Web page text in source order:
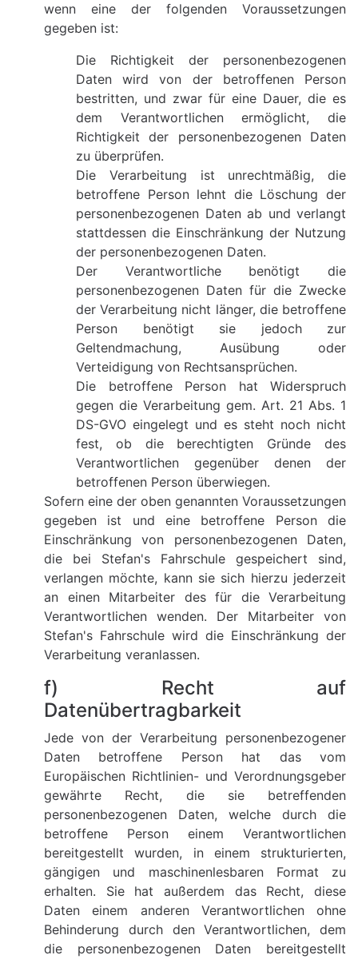
wenn eine der folgenden Voraussetzungen
gegeben ist:
Die Richtigkeit der personenbezogenen
Daten wird von der betroffenen Person
bestritten, und zwar für eine Dauer, die es
dem Verantwortlichen ermöglicht, die
Richtigkeit der personenbezogenen Daten
zu überprüfen.
Die Verarbeitung ist unrechtmäßig, die
betroffene Person lehnt die Löschung der
personenbezogenen Daten ab und verlangt
stattdessen die Einschränkung der Nutzung
der personenbezogenen Daten.
Der Verantwortliche benötigt die
personenbezogenen Daten für die Zwecke
der Verarbeitung nicht länger, die betroffene
Person benötigt sie jedoch zur
Geltendmachung, Ausübung oder
Verteidigung von Rechtsansprüchen.
Die betroffene Person hat Widerspruch
gegen die Verarbeitung gem. Art. 21 Abs. 1
DS-GVO eingelegt und es steht noch nicht
fest, ob die berechtigten Gründe des
Verantwortlichen gegenüber denen der
betroffenen Person überwiegen.
Sofern eine der oben genannten Voraussetzungen
gegeben ist und eine betroffene Person die
Einschränkung von personenbezogenen Daten,
die bei Stefan's Fahrschule gespeichert sind,
verlangen möchte, kann sie sich hierzu jederzeit
an einen Mitarbeiter des für die Verarbeitung
Verantwortlichen wenden. Der Mitarbeiter von
Stefan's Fahrschule wird die Einschränkung der
Verarbeitung veranlassen.
f) Recht auf
Datenübertragbarkeit
Jede von der Verarbeitung personenbezogener
Daten betroffene Person hat das vom
Europäischen Richtlinien- und Verordnungsgeber
gewährte Recht, die sie betreffenden
personenbezogenen Daten, welche durch die
betroffene Person einem Verantwortlichen
bereitgestellt wurden, in einem strukturierten,
gängigen und maschinenlesbaren Format zu
erhalten. Sie hat außerdem das Recht, diese
Daten einem anderen Verantwortlichen ohne
Behinderung durch den Verantwortlichen, dem
die personenbezogenen Daten bereitgestellt